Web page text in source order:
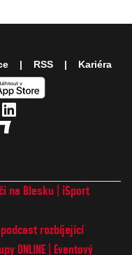
na Blesku
iSport
rozbíjející
ONLINE
Eventový
RSS Kariéra